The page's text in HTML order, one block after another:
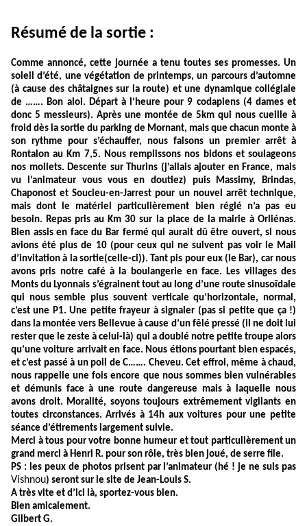
Résumé de la sortie :
Comme annoncé, cette journée a tenu toutes ses promesses. Un
soleil d’été, une végétation de printemps, un parcours d’automne
(à cause des châtaignes sur la route) et une dynamique collégiale
de ……. Bon aloi. Départ à l’heure pour 9 codapiens (4 dames et
donc 5 messieurs). Après une montée de 5km qui nous cueille à
froid dès la sortie du parking de Mornant, mais que chacun monte à
son rythme pour s’échauffer, nous faisons un premier arrêt à
Rontalon au Km 7,5. Nous remplissons nos bidons et soulageons
nos mollets. Descente sur Thurins (j’allais ajouter en France, mais
vu l’animateur vous vous en doutiez) puis Massimy, Brindas,
Chaponost et Soucieu-en-Jarrest pour un nouvel arrêt technique,
mais dont le matériel particulièrement bien réglé n’a pas eu
besoin. Repas pris au Km 30 sur la place de la mairie à Orliénas.
Bien assis en face du Bar fermé qui aurait dû être ouvert, si nous
avions été plus de 10 (pour ceux qui ne suivent pas voir le Mail
d’invitation à la sortie(celle-ci)). Tant pis pour eux (le Bar), car nous
avons pris notre café à la boulangerie en face. Les villages des
Monts du Lyonnais s’égrainent tout au long d’une route sinusoïdale
qui nous semble plus souvent verticale qu’horizontale, normal,
c’est une P1. Une petite frayeur à signaler (pas si petite que ça !)
dans la montée vers Bellevue à cause d’un fêlé pressé (il ne doit lui
rester que le zeste à celui-là) qui a doublé notre petite troupe alors
qu’une voiture arrivait en face. Nous étions pourtant bien espacés,
et c’est passé à un poil de C……. Cheveu. Cet effroi, même à chaud,
nous rappelle une fois encore que nous sommes bien vulnérables
et démunis face à une route dangereuse mais à laquelle nous
avons droit. Moralité, soyons toujours extrêmement vigilants en
toutes circonstances. Arrivés à 14h aux voitures pour une petite
séance d’étirements largement suivie.
Merci à tous pour votre bonne humeur et tout particulièrement un
grand merci à Henri R. pour son rôle, très bien joué, de serre file.
PS : les peux de photos prisent par l’animateur (hé ! je ne suis pas
Vishnou) seront sur le site de Jean-Louis S.
A très vite et d’ici là, sportez-vous bien.
Bien amicalement.
Gilbert G.